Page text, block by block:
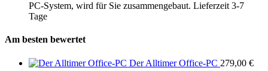
PC-System, wird für Sie zusammengebaut. Lieferzeit 3-7
Tage
Am besten bewertet
Der Alltimer Office-PC 279,00 €